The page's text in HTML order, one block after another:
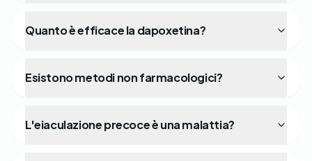
Quanto è efficace la dapoxetina?
Esistono metodi non farmacologici?
L'eiaculazione precoce è una malattia?